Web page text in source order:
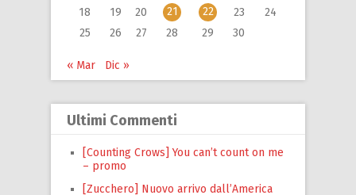
18
19 20 21 22 23
24
25
26 27 28 29 30
« Mar Dic »
Ultimi Commenti
[Counting Crows] You can’t count on me
– promo
[Zucchero] Nuovo arrivo dall’America